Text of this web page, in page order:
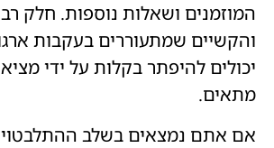
המוזמנים ושאלות נוספות. חלק
והקשיים שמתעוררים בעקבות
יכולים להיפתר בקלות על ידי
מתאים.
אם אתם נמצאים בשלב